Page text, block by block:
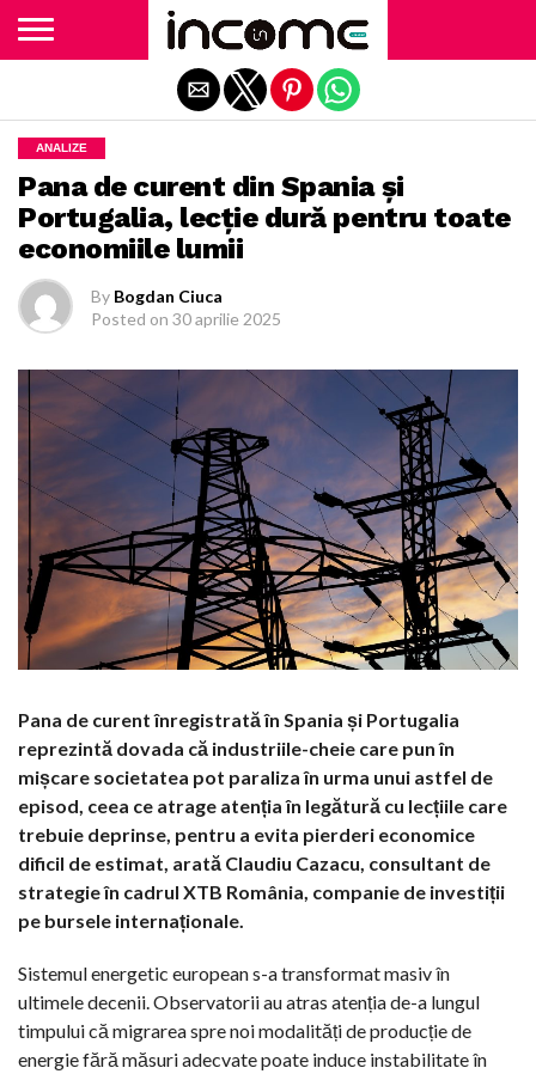
ANALIZE
Pana de curent din Spania și
Portugalia, lecție dură pentru toate
economiile lumii
By Bogdan Ciuca
Posted on 30 aprilie 2025
Pana de curent înregistrată în Spania și Portugalia
reprezintă dovada că industriile-cheie care pun în
mișcare societatea pot paraliza în urma unui astfel de
episod, ceea ce atrage atenția în legătură cu lecțiile care
trebuie deprinse, pentru a evita pierderi economice
dificil de estimat, arată Claudiu Cazacu, consultant de
strategie în cadrul XTB România, companie de investiții
pe bursele internaționale.
Sistemul energetic european s-a transformat masiv în
ultimele decenii. Observatorii au atras atenția de-a lungul
timpului că migrarea spre noi modalități de producție de
energie fără măsuri adecvate poate induce instabilitate în
Exit mobile version